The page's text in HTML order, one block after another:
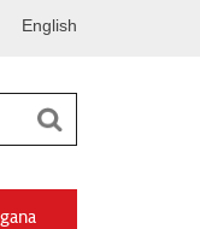
English